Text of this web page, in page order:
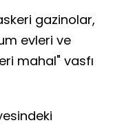
gazinolar,
evleri ve
mahal" vasfı